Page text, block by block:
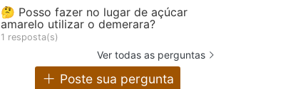
🤔 Posso fazer no lugar de açúcar
amarelo utilizar o demerara?
1 resposta(s)
Ver todas as perguntas
Poste sua pergunta